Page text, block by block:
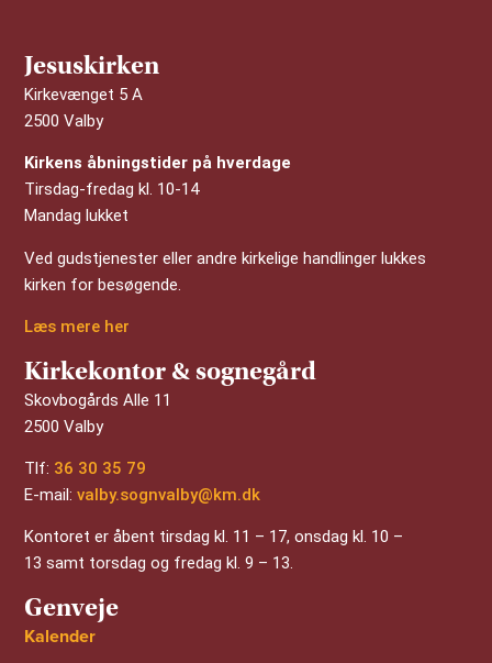
Jesuskirken
Kirkevænget 5 A
2500 Valby
Kirkens åbningstider på hverdage
Tirsdag-fredag kl. 10-14
Mandag lukket
Ved gudstjenester eller andre kirkelige handlinger lukkes
kirken for besøgende.
Læs mere her
Kirkekontor & sognegård
Skovbogårds Alle 11
2500 Valby
Tlf: 36 30 35 79
E-mail:valby.sognvalby@km.dk
Kontoret er åbent tirsdag kl. 11 – 17, onsdag kl. 10 –
13 samt torsdag og fredag kl. 9 – 13.
Genveje
Kalender